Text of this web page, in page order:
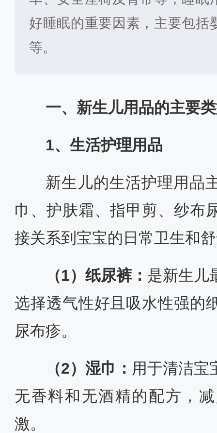
好睡眠的重要因素，主要包括
等。
一、新生儿用品的主要
1、生活护理用品
新生儿的生活护理用品
巾、护肤霜、指甲剪、纱布
接关系到宝宝的日常卫生和
（1）纸尿裤： 是新生儿
选择透气性好且吸水性强的
尿布疹。
（2）湿巾： 用于清洁宝
无香料和无酒精的配方，
激。